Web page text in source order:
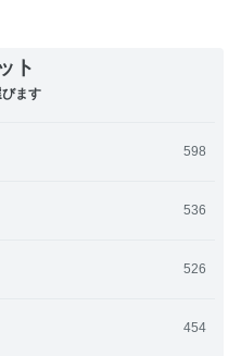
ト
ます
598
536
526
454